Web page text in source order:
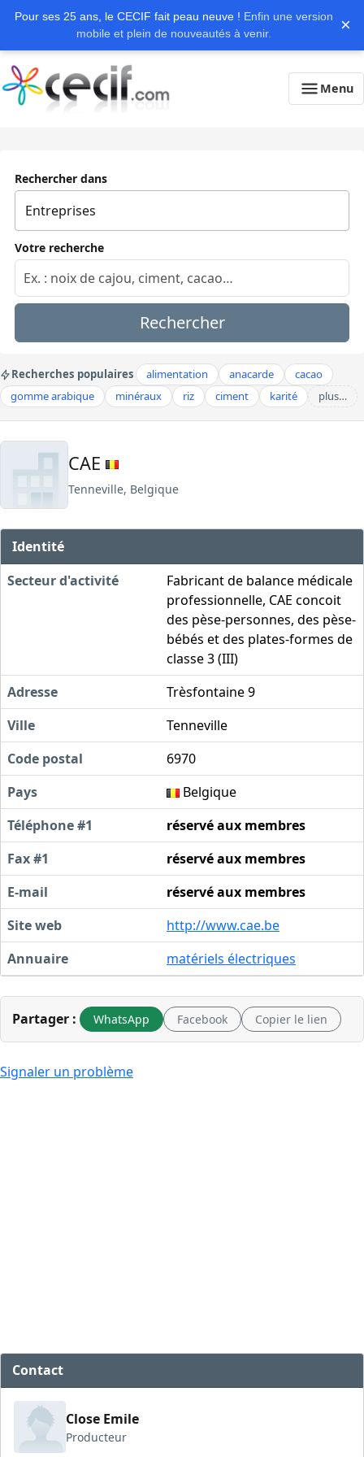
Pour ses 25 ans, le CECIF fait peau neuve ! Enfin une version
mobile et plein de nouveautés à venir.
×
Menu
Rechercher dans
Votre recherche
Rechercher
Recherches populaires alimentation anacarde
cacao
gomme arabique
minéraux riz ciment karité plus…
CAE
Tenneville, Belgique
Identité
Secteur d'activité
Fabricant de balance médicale
professionnelle, CAE concoit
des pèse-personnes, des pèse-
bébés et des plates-formes de
classe 3 (III)
Adresse
Trèsfontaine 9
Ville
Tenneville
Code postal
6970
Pays
Belgique
Téléphone #1
réservé aux membres
Fax #1
réservé aux membres
E-mail
réservé aux membres
Site web
http://www.cae.be
Annuaire
matériels électriques
Partager : WhatsApp Facebook Copier le lien
Signaler un problème
Contact
Close Emile
Producteur